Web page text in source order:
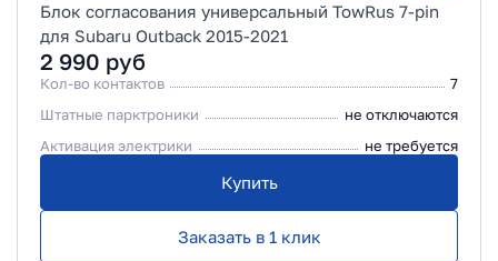
Блок согласования универсальный TowRus 7-pin
для Subaru Outback 2015-2021
2 990 руб
Кол-во контактов
7
Штатные парктроники
не отключаются
Активация электрики
не требуется
Купить
Заказать в 1 клик